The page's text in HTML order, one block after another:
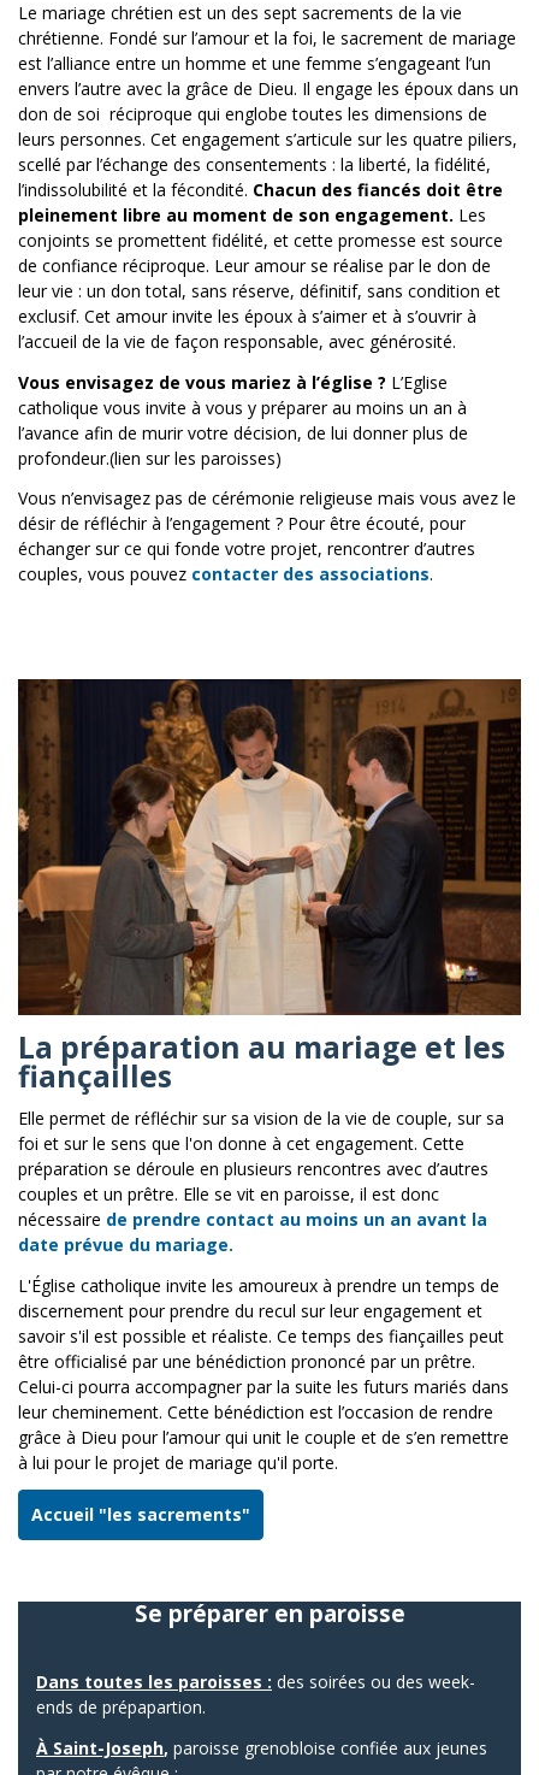
Le mariage chrétien est un des sept sacrements de la vie
chrétienne. Fondé sur l’amour et la foi, le sacrement de mariage
est l’alliance entre un homme et une femme s’engageant l’un
envers l’autre avec la grâce de Dieu. Il engage les époux dans un
don de soi réciproque qui englobe toutes les dimensions de
leurs personnes. Cet engagement s’articule sur les quatre piliers,
scellé par l’échange des consentements : la liberté, la fidélité,
l’indissolubilité et la fécondité. Chacun des fiancés doit être
pleinement libre au moment de son engagement. Les
conjoints se promettent fidélité, et cette promesse est source
de confiance réciproque. Leur amour se réalise par le don de
leur vie : un don total, sans réserve, définitif, sans condition et
exclusif. Cet amour invite les époux à s’aimer et à s’ouvrir à
l’accueil de la vie de façon responsable, avec générosité.
Vous envisagez de vous mariez à l’église ? L’Eglise
catholique vous invite à vous y préparer au moins un an à
l’avance afin de murir votre décision, de lui donner plus de
profondeur.(lien sur les paroisses)
Vous n’envisagez pas de cérémonie religieuse mais vous avez le
désir de réfléchir à l’engagement ? Pour être écouté, pour
échanger sur ce qui fonde votre projet, rencontrer d’autres
couples, vous pouvez contacter des associations.
La préparation au mariage et les
fiançailles
Elle permet de réfléchir sur sa vision de la vie de couple, sur sa
foi et sur le sens que l'on donne à cet engagement. Cette
préparation se déroule en plusieurs rencontres avec d’autres
couples et un prêtre. Elle se vit en paroisse, il est donc
nécessaire de prendre contact au moins un an avant la
date prévue du mariage.
L'Église catholique invite les amoureux à prendre un temps de
discernement pour prendre du recul sur leur engagement et
savoir s'il est possible et réaliste. Ce temps des fiançailles peut
être officialisé par une bénédiction prononcé par un prêtre.
Celui-ci pourra accompagner par la suite les futurs mariés dans
leur cheminement. Cette bénédiction est l’occasion de rendre
grâce à Dieu pour l’amour qui unit le couple et de s’en remettre
à lui pour le projet de mariage qu'il porte.
Accueil "les sacrements"
Se préparer en paroisse
Dans toutes les paroisses : des soirées ou des week-
ends de prépapartion.
À Saint-Joseph, paroisse grenobloise confiée aux jeunes